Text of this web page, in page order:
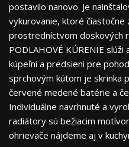
postavilo nanovo. Je
vykurovanie, ktoré
prostredníctvom doskových
PODLAHOVÉ KÚRENIE
kúpeľni a predsieni pre
sprchovým kútom je skrinka
červené medené batérie a
Individuálne navrhnuté a
radiátory sú bežiacim
ohrievače nájdeme aj v